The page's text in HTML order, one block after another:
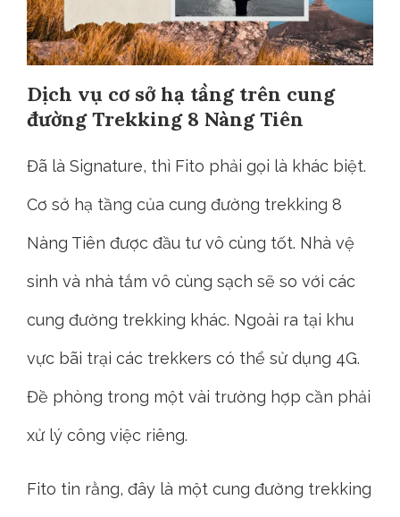
Dịch vụ cơ sở hạ tầng trên cung
đường Trekking 8 Nàng Tiên
Đã là Signature, thì Fito phải gọi là khác biệt.
Cơ sở hạ tầng của cung đường trekking 8
Nàng Tiên được đầu tư vô cùng tốt. Nhà vệ
sinh và nhà tắm vô cùng sạch sẽ so với các
cung đường trekking khác. Ngoài ra tại khu
vực bãi trại các trekkers có thể sử dụng 4G.
Đề phòng trong một vài trường hợp cần phải
xử lý công việc riêng.
Fito tin rằng, đây là một cung đường trekking